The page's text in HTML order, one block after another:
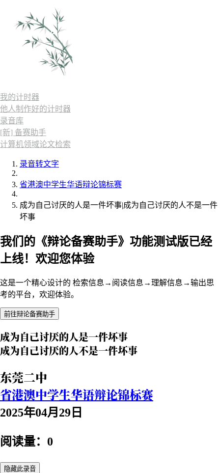
我的计时器
他人制作好的计时器
录音库
[新] 备赛助手
计算机领域论文检索
录音转文字
省港澳中学生华语辩论锦标赛
成为自己讨厌的人是一件坏事|成为自己讨厌的人不是一件
坏事
我们的《辩论备赛助手》功能测试版已经
上线！欢迎您体验
这是一个精心设计的 检索信息→阅读信息→理解信息→输出思
考的平台，欢迎体验。
前往辩论备赛助手
成为自己讨厌的人是一件坏事
成为自己讨厌的人不是一件坏事
东莞二中
省港澳中学生华语辩论锦标赛
2025年04月29日
阅读量：0
隐藏此录音